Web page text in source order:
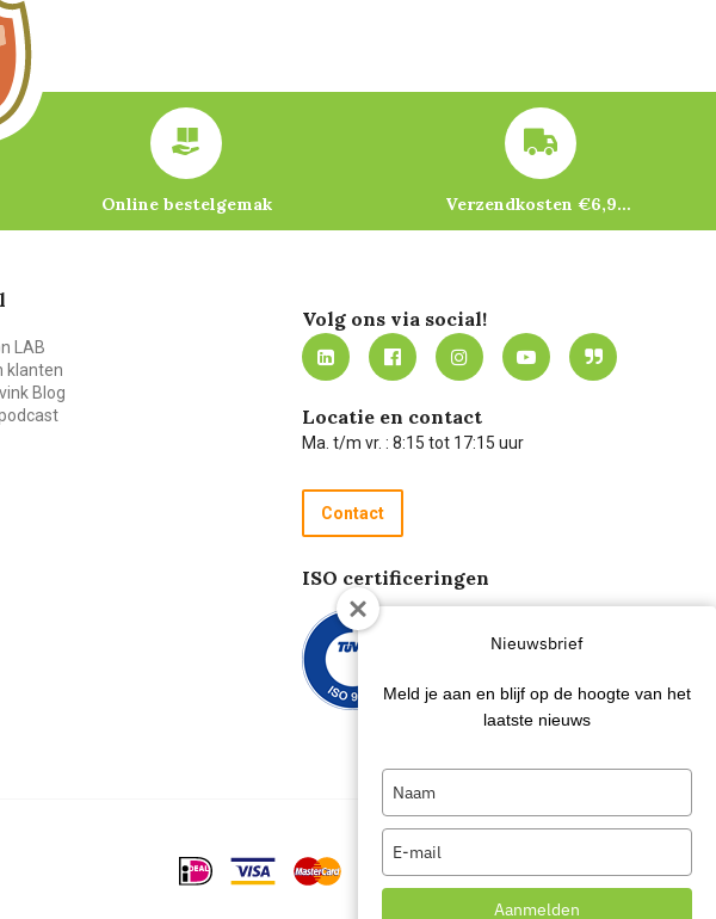
Online bestelgemak Verzendkosten €6,95 – gratis bij je eerste bestelling vanaf €200
LAB
klanten
Blog
Volg ons via social!
Locatie en contact
Ma. t/m vr. : 8:15 tot 17:15 uur
Contact
ISO certificeringen
Nieuwsbrief
Meld je aan en blijf op de hoogte van het
laatste nieuws
name
email
Aanmelden